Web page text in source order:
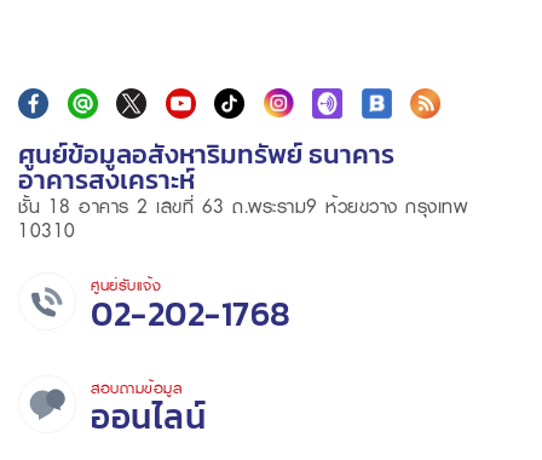
ศูนย์ข้อมูลอสังหาริมทรัพย์ ธนาคาร
อาคารสงเคราะห์
ชั้น 18 อาคาร 2 เลขที่ 63 ถ.พระราม9 ห้วยขวาง กรุงเทพ
10310
ศูนย์รับแจ้ง
02-202-1768
สอบถามข้อมูล
ออนไลน์